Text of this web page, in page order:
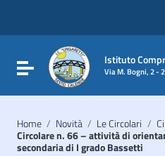
Vai al footer
Attiva / disattiva laIstituto
Via M. Bogni, 2 -
Home / Novità / Le Circolari /
Circolare n. 66 – attività di
secondaria di I grado Bassetti